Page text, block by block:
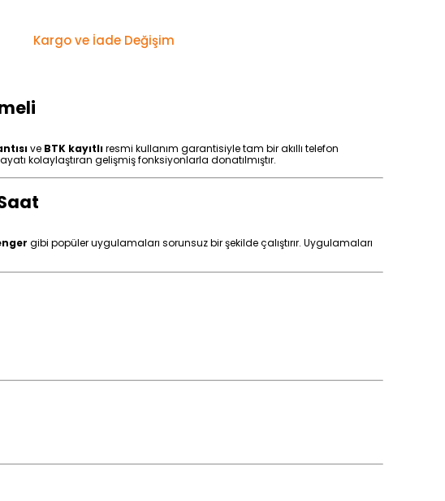
Kargo ve İade Değişim
ve BTK kayıtlıresmi kullanım garantisiyle tam bir akıllı telefon
kolaylaştıran gelişmiş fonksiyonlarla donatılmıştır.
gibi popüler uygulamaları sorunsuz bir şekilde çalıştırır. Uygulamaları